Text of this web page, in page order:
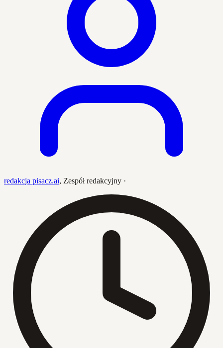
redakcja pisacz.ai, Zespół redakcyjny ·